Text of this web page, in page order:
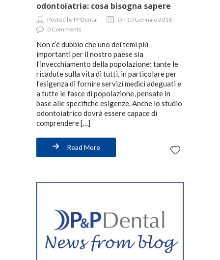
odontoiatria: cosa bisogna sapere
Posted by PPDental
On 10 Gennaio 2018
0 Comments
Non c’è dubbio che uno dei temi più
importanti per il nostro paese sia
l’invecchiamento della popolazione: tante le
ricadute sulla vita di tutti, in particolare per
l’esigenza di fornire servizi medici adeguati e
a tutte le fasce di popolazione, pensate in
base alle specifiche esigenze. Anche lo studio
odontoiatrico dovrà essere capace di
comprendere […]
Read More